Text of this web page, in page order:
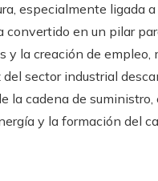
especialmente ligada
convertido en un pilar
y la creación de empleo,
del sector industrial
la cadena de suministro,
y la formación del